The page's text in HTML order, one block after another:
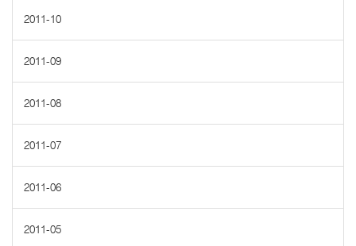
2011-10
2011-09
2011-08
2011-07
2011-06
2011-05